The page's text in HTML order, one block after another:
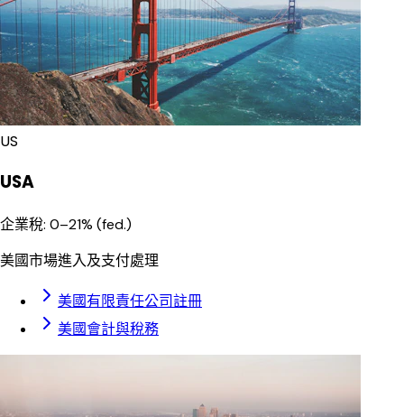
US
USA
企業稅: 0–21% (fed.)
美國市場進入及支付處理
美國有限責任公司註冊
美國會計與稅務